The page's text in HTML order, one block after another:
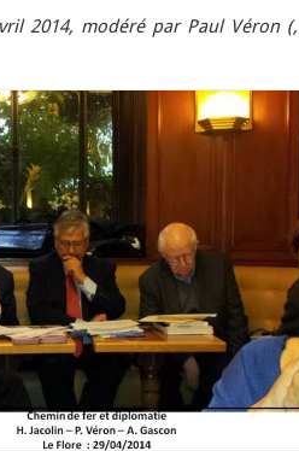
2014, modéré par Paul Véron